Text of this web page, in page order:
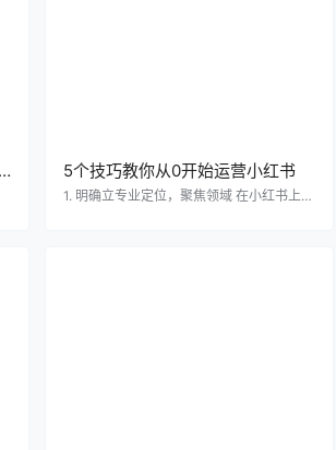
5个技巧教你从0开始运营小红书
1. 明确立专业定位，聚焦领域 在小红书上，